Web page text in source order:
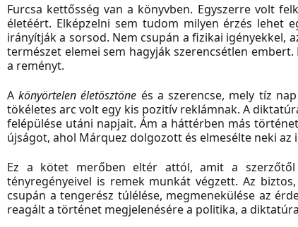
Furcsa kettősség van a könyvben. Egyszerre volt
életéért. Elképzelni sem tudom milyen érzés lehet
irányítják a sorsod. Nem csupán a fizikai igényekkel,
természet elemei sem hagyják szerencsétlen
a reményt.
Akönyörtelen életösztöne és a szerencse, mely tíz
tökéletes arc volt egy kis pozitív reklámnak. A
felépülése utáni napjait. Ám a háttérben más
újságot, ahol Márquez dolgozott és elmesélte neki az
Ez a kötet merőben eltér attól, amit a szerzőtől
tényregényeivel is remek munkát végzett. Az
csupán a tengerész túlélése, megmenekülése az
reagált a történet megjelenésére a politika, a